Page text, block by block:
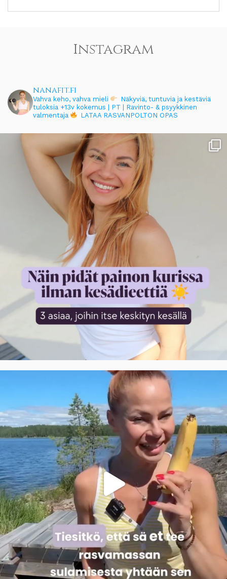
Instagram
nanafit.fi
Vahva keho, vahva mieli
Näkyviä, tuntuvia ja kestäviä
tuloksia +13v kokemus | PT | Ravinto- & psyykkinen
valmentaja
LATAA RASVANPOLTON OPAS